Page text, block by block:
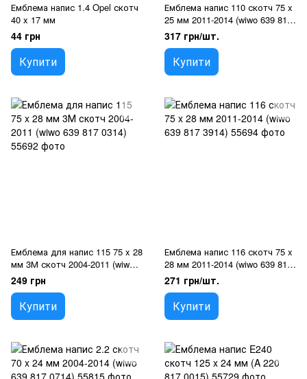
Емблема напис 1.4 Opel скотч
40 x 17 мм
44 грн
Купити
Емблема напис 110 скотч 75 x
25 мм 2011-2014 (wiwo 639 817
0100)
317 грн/шт.
Купити
Емблема для напис 115 75 x 28
мм 3М скотч 2004-2011 (wiwo
639 817 0314)
249 грн
Купити
Емблема напис 116 скотч 75 x
28 мм 2011-2014 (wiwo 639 817
3914)
271 грн/шт.
Купити